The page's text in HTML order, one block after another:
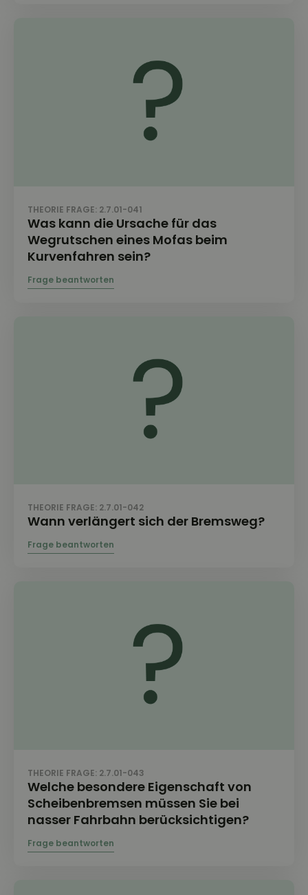
THEORIE FRAGE: 2.7.01-041
Was kann die Ursache für das
Wegrutschen eines Mofas beim
Kurvenfahren sein?
THEORIE FRAGE: 2.7.01-042
Wann verlängert sich der Bremsweg?
THEORIE FRAGE: 2.7.01-043
Welche besondere Eigenschaft von
Scheibenbremsen müssen Sie bei
nasser Fahrbahn berücksichtigen?